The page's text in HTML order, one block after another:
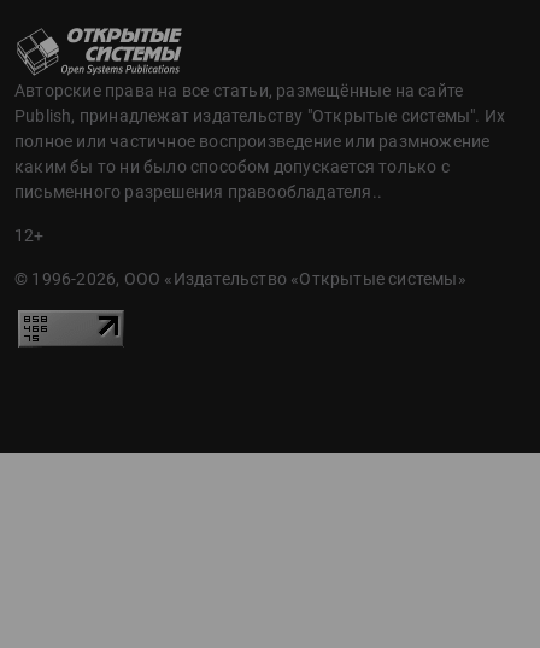
Авторские права на все статьи, размещённые на сайте
Publish, принадлежат издательству "Открытые системы". Их
полное или частичное воспроизведение или размножение
каким бы то ни было способом допускается только с
письменного разрешения правообладателя..
12+
© 1996-2026, ООО «Издательство «Открытые системы»